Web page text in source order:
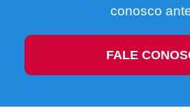
conosco
FALE